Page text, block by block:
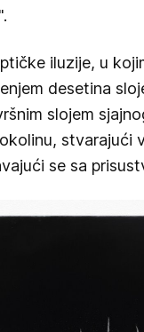
iluzije, u
desetina
slojem
stvarajući
se sa